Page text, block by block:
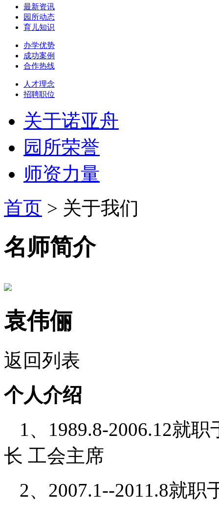
最新资讯
园所动态
育儿知识
办学优势
成功案例
合作热线
人才理念
招聘职位
关于诺亚舟
园所荣誉
师资力量
首页 > 关于我们
名师简介
袁伟俪
返回列表
个人介绍
1、1989.8-2006.12就
长 工会主席
2、2007.1--2011.8就